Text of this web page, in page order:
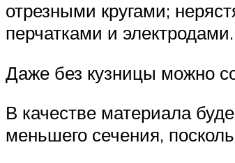
отрезными кругами;
перчатками и электродами.
Даже без кузницы можно
В качестве материала
меньшего сечения,